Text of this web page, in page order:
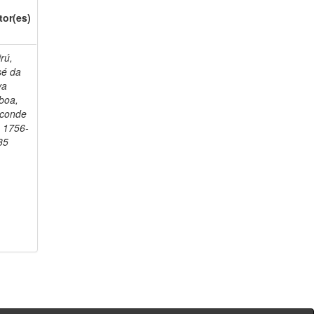
da
1756-